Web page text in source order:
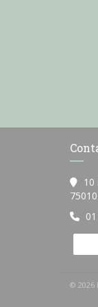
10
© 2026